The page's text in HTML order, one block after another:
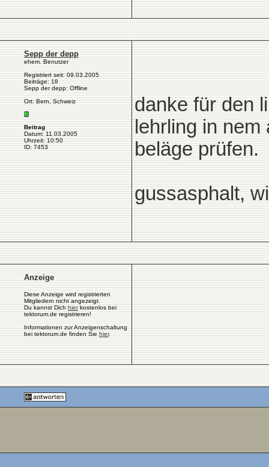
Sepp der depp
ehem. Benutzer
Registriert seit: 09.03.2005
Beiträge: 18
Sepp der depp: Offline
Ort: Bern, Schweiz
Beitrag
Datum: 11.03.2005
Uhrzeit: 10:50
ID: 7453
danke für den
lehrling in
beläge prüfen.
gussasphalt,
Anzeige
Diese Anzeige wird registrierten
Mitgliedern nicht angezeigt.
Du kannst Dich hierkostenlos bei
tektorum.de registrieren!
Informationen zur Anzeigenschaltung
bei tektorum.de finden Sie hier.